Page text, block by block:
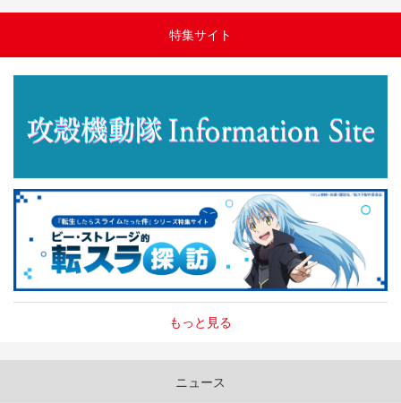
特集サイト
もっと見る
ニュース